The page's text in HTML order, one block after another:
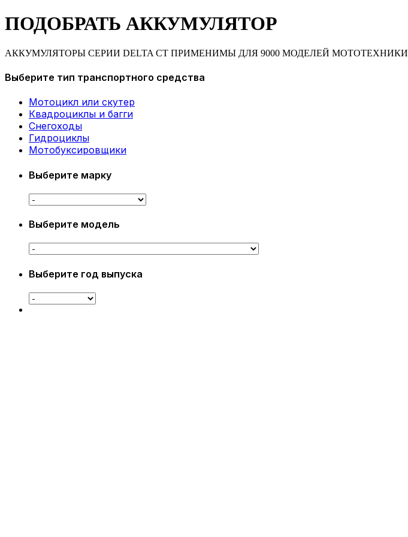
ПОДОБРАТЬ АККУМУЛЯТОР
АККУМУЛЯТОРЫ СЕРИИ DELTA CT ПРИМЕНИМЫ ДЛЯ 9000 МОДЕЛЕЙ МОТОТЕХНИКИ
Выберите тип транспортного средства
Мотоцикл или скутер
Квадроциклы и багги
Снегоходы
Гидроциклы
Мотобуксировщики
Выберите марку
Выберите модель
Выберите год выпуска